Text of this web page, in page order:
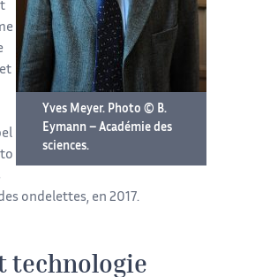
Yves Meyer. Photo © B.
Eymann – Académie des
sciences.
ondelettes, en 2017.
technologie